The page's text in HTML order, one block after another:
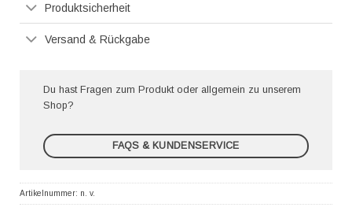
Produktsicherheit
Versand & Rückgabe
Du hast Fragen zum Produkt oder allgemein zu unserem
Shop?
FAQS & KUNDENSERVICE
Artikelnummer: n. v.